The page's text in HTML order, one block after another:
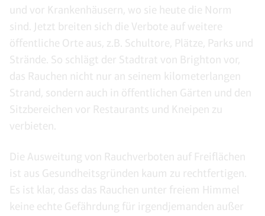
und vor Krankenhäusern, wo sie heute die Norm
sind. Jetzt breiten sich die Verbote auf weitere
öffentliche Orte aus, z.B. Schultore, Plätze, Parks und
Strände. So schlägt der Stadtrat von Brighton vor,
das Rauchen nicht nur an seinem kilometerlangen
Strand, sondern auch in öffentlichen Gärten und den
Sitzbereichen vor Restaurants und Kneipen zu
verbieten.
Die Ausweitung von Rauchverboten auf Freiflächen
ist aus Gesundheitsgründen kaum zu rechtfertigen.
Es ist klar, dass das Rauchen unter freiem Himmel
keine echte Gefährdung für irgendjemanden außer